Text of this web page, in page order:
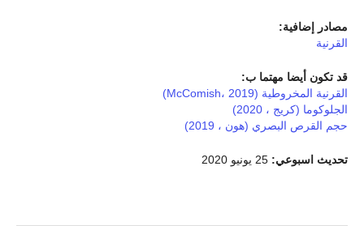
مصادر إضافية:
القرنية
قد تكون أيضا مهتما ب:
القرنية المخروطية (McComish، 2019)
الجلوكوما (كريج ، 2020)
حجم القرص البصري (هون ، 2019)
تحديث اسبوعي: